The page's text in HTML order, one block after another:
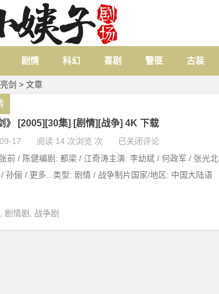
剧情 科幻 喜剧 警匪 古装
剑 > 文章
》 [2005][30集] [剧情][战争] 4K 下载
17 阅读 14 次浏览 次 已关闭评论
前 / 陈健编剧: 都梁 / 江奇涛主演: 李幼斌 / 何政军 / 张光北
孙俪 / 更多...类型: 剧情 / 战争制片国家/地区: 中国大陆语
剧情剧 战争剧